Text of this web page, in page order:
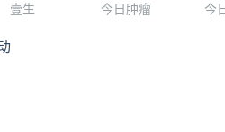
壹生 今日肿瘤 今